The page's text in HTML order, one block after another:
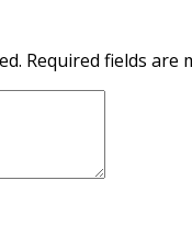
Required fields are